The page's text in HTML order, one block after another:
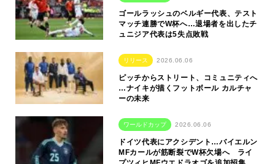
ゴールラッシュのベルギー代表、テスト
マッチ連勝でW杯へ…退場者を出したチ
ュニジア代表は5失点敗戦
リリース 2026.06.06
ピッチからストリート、コミュニティへ
…ナイキが描くフットボール カルチャ
ーの未来
ワールドカップ 2026.06.06
ドイツ代表にアクシデント…バイエルン
MFカールが筋断裂でW杯欠場へ ライ